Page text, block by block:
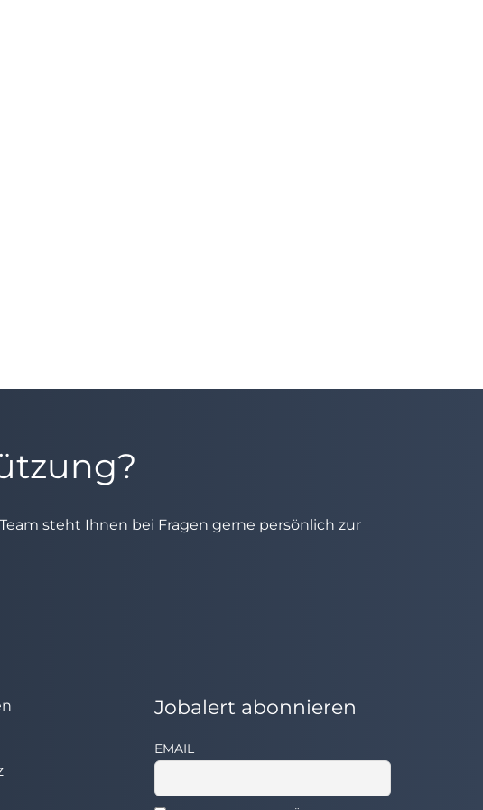
steht Ihnen bei Fragen gerne persönlich zur
Jobalert abonnieren
EMAIL